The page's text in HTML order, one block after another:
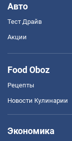
Авто
Тест Драйв
Акции
Food Oboz
Рецепты
Новости Кулинарии
Экономика